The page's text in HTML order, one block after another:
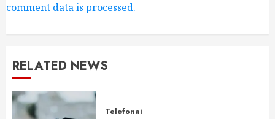
comment data is processed.
RELATED NEWS
Telefonai